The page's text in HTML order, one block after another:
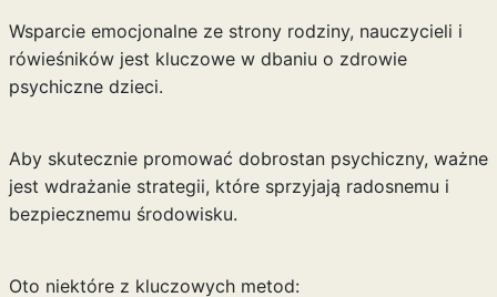
Wsparcie emocjonalne ze strony rodziny, nauczycieli i
rówieśników jest kluczowe w dbaniu o zdrowie
psychiczne dzieci.
Aby skutecznie promować dobrostan psychiczny, ważne
jest wdrażanie strategii, które sprzyjają radosnemu i
bezpiecznemu środowisku.
Oto niektóre z kluczowych metod: